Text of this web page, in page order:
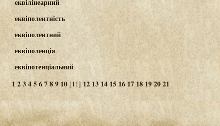
еквілінеарний
еквіполентність
еквіполентний
еквіполенція
еквіпотенціальний
123456789 10 [11]12 1314 1516 17 18 192021